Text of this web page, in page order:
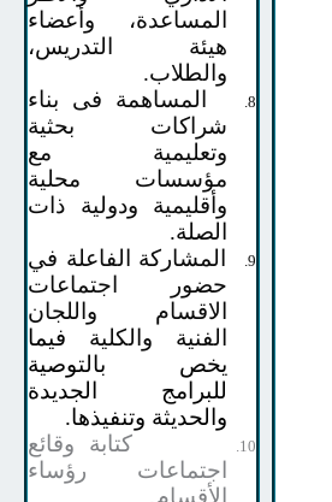
المساعدة، وأعضاء
هيئة التدريس،
والطلاب.
المساهمة فى بناء
شراكات بحثية
وتعليمية مع
مؤسسات محلية
وأقليمية ودولية ذات
الصلة.
المشاركة الفاعلة في
حضور اجتماعات
الاقسام واللجان
الفنية والكليةفيما
يخص بالتوصية
للبرامج الجديدة
والحديثة وتنفيذها.
كتابة وقائع
اجتماعات رؤساء
الأقسام.